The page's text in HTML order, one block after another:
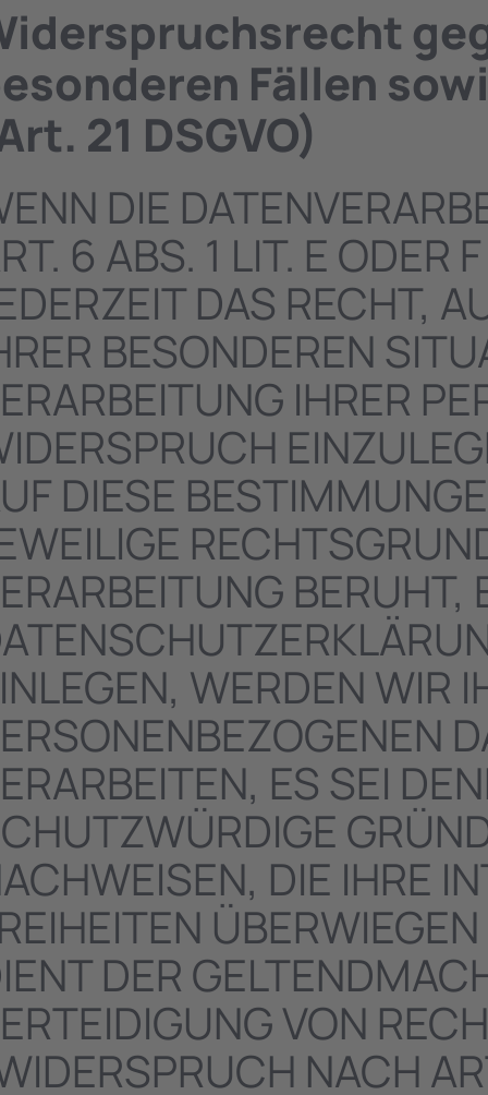
Fällen
21 DSGVO)
DIE
6 ABS. 1 LIT. E ODER
DAS RECHT,
BESONDEREN
IHRER
DIESE
BERUHT,
WERDEN WIR
ES SEI
DIE IHRE
DER
VON
NACH